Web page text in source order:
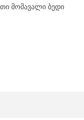
მომავალი ბედი